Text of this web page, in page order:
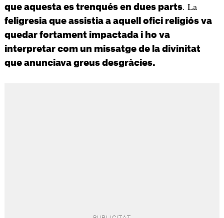
que aquesta es trenqués en dues parts. La
feligresia que assistia a aquell ofici religiós va
quedar fortament impactada i ho va
interpretar com un missatge de la divinitat
que anunciava greus desgràcies.